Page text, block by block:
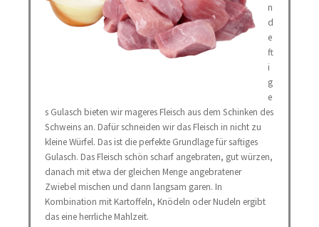
n
d
e
ft
i
g
e
s Gulasch bieten wir mageres Fleisch aus dem Schinken des
Schweins an. Dafür schneiden wir das Fleisch in nicht zu
kleine Würfel. Das ist die perfekte Grundlage für saftiges
Gulasch. Das Fleisch schön scharf angebraten, gut würzen,
danach mit etwa der gleichen Menge angebratener
Zwiebel mischen und dann langsam garen. In
Kombination mit Kartoffeln, Knödeln oder Nudeln ergibt
das eine herrliche Mahlzeit.